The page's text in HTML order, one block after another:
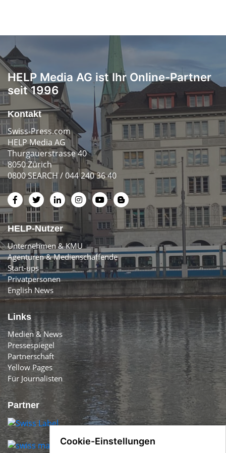
HELP Media AG ist Ihr Online-Partner
seit 1996
Kontakt
Swiss-Press.com
HELP Media AG
Thurgauerstrasse 40
8050 Zürich
0800 SEARCH / 044 240 36 40
HELP-Nutzer
Unternehmen & KMU
Agenturen & Medienschaffende
Start-ups
Privatpersonen
English News
Links
Medien & News
Pressespiegel
Partnerschaft
Yellow Pages
Für Journalisten
Partner
Cookie-Einstellungen